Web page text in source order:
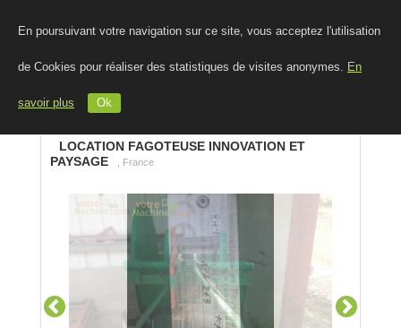
En poursuivant votre navigation sur ce site, vous acceptez l'utilisation
de Cookies pour réaliser des statistiques de visites anonymes. En
savoir plus Ok
LOCATION FAGOTEUSE INNOVATION ET
PAYSAGE
, France